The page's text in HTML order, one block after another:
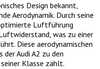
Design bekannt,
Aerodynamik. Durch seine
Luftführung
was zu einer
Diese aerodynamischen
der Audi A2 zu den
Klasse zählt.